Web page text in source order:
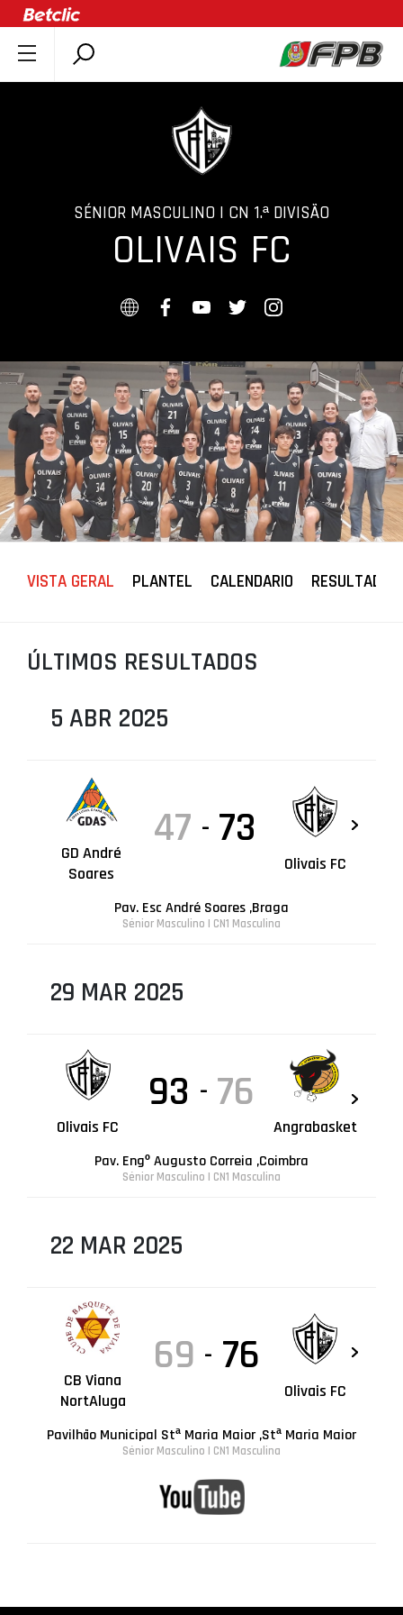
SOBRE A FPB
ASSOCIAÇÕES
MINIBASQUETE
ÁREA TÉCNICA
PROJETOS
LIGA BETCLIC MASCULINA
LIGA BETCLIC FEMININA
SÉNIOR MASCULINO | CN 1.ª DIVISÃO
OLIVAIS FC
VISTA GERAL PLANTEL CALENDARIO RESULTADOS
ÚLTIMOS RESULTADOS
5 ABR 2025
GD André
Soares
47 - 73
Olivais FC
Pav. Esc André Soares ,Braga
Sénior Masculino | CN1 Masculina
29 MAR 2025
Olivais FC
93 - 76
Angrabasket
Pav. Engº Augusto Correia ,Coimbra
Sénior Masculino | CN1 Masculina
22 MAR 2025
CB Viana
NortAluga
69 - 76
Olivais FC
Pavilhão Municipal Stª Maria Maior ,Stª Maria Maior
Sénior Masculino | CN1 Masculina